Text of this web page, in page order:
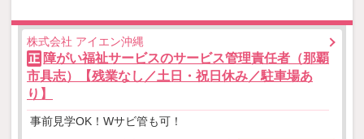
株式会社 アイエン沖縄
正 障がい福祉サービスのサービス管理責任者（那覇
市具志）【残業なし／土日・祝日休み／駐車場あ
り】
事前見学OK！Wサビ管も可！